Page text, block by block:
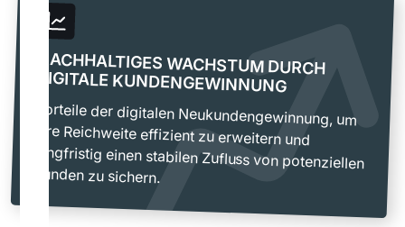
NACHHALTIGES WACHSTUM DURCH
DIGITALE KUNDENGEWINNUNG
Vorteile der digitalen Neukundengewinnung, um
Ihre Reichweite effizient zu erweitern und
langfristig einen stabilen Zufluss von potenziellen
Kunden zu sichern.